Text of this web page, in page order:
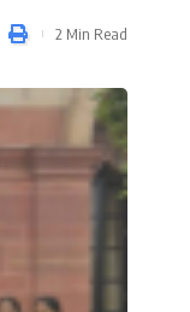
2 Min Read